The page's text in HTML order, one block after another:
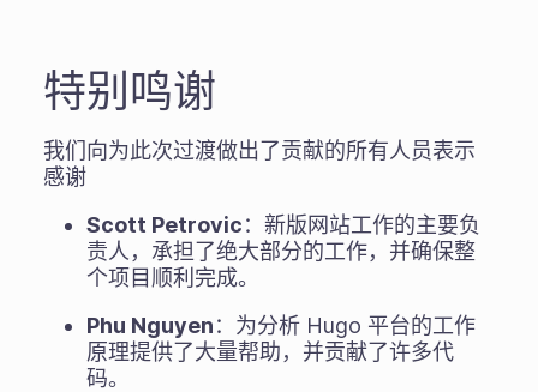
特别鸣谢
我们向为此次过渡做出了贡献的所有人员表示
感谢
Scott Petrovic：新版网站工作的主要负
责人，承担了绝大部分的工作，并确保整
个项目顺利完成。
Phu Nguyen：为分析 Hugo 平台的工作
原理提供了大量帮助，并贡献了许多代
码。